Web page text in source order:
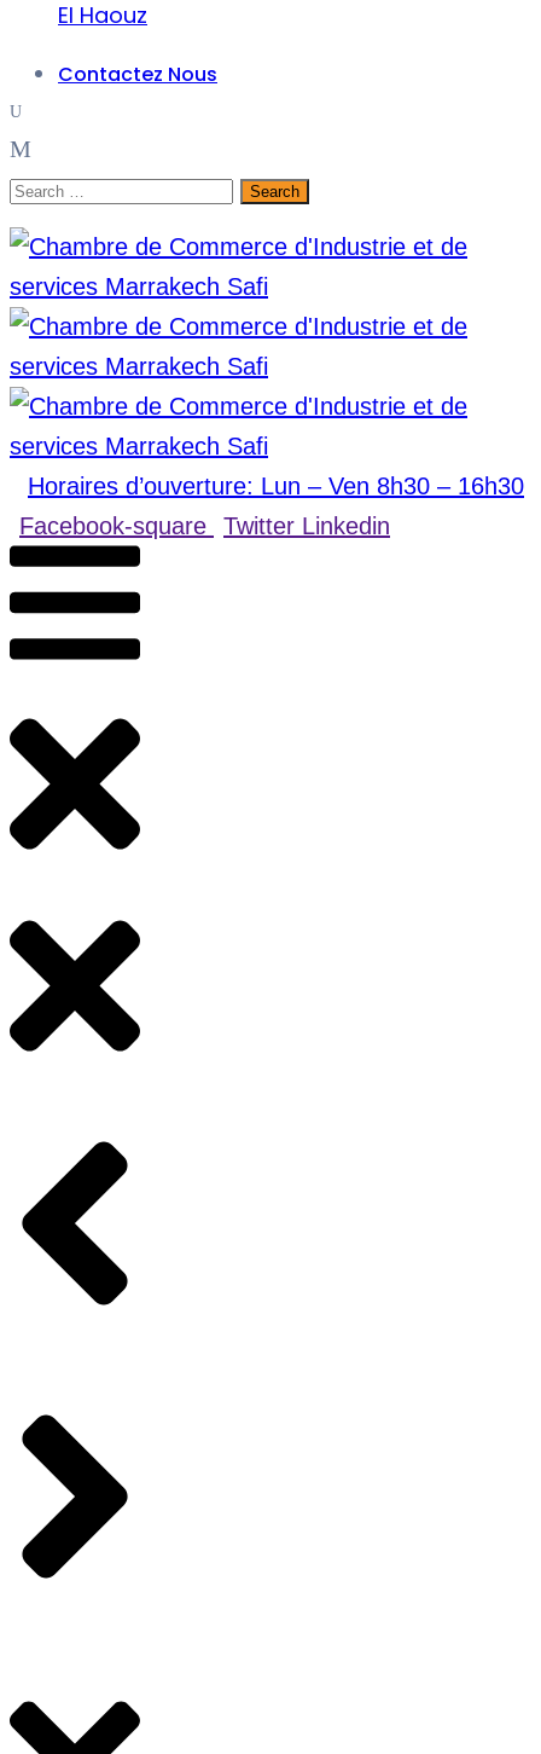
El Haouz
Contactez Nous
Horaires d’ouverture: Lun – Ven 8h30 – 16h30
Facebook-square
Twitter Linkedin